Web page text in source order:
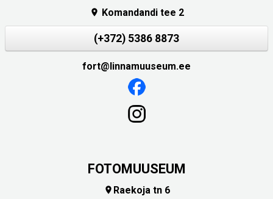
 Komandandi tee 2
(+372) 5386 8873
fort@linnamuuseum.ee
FOTOMUUSEUM
 Raekoja tn 6